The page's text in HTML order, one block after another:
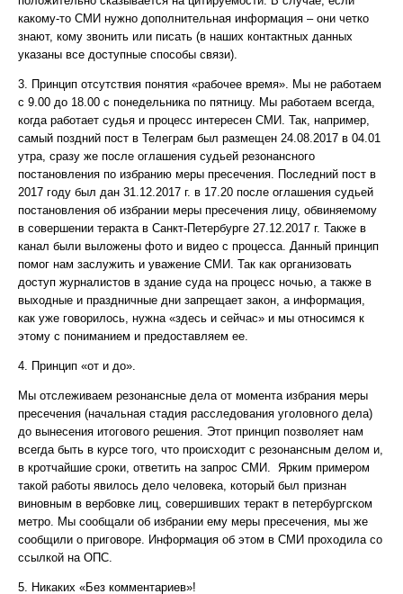
какому-то СМИ нужно дополнительная информация – они четко
знают, кому звонить или писать (в наших контактных данных
указаны все доступные способы связи).
3. Принцип отсутствия понятия «рабочее время». Мы не работаем
с 9.00 до 18.00 с понедельника по пятницу. Мы работаем всегда,
когда работает судья и процесс интересен СМИ. Так, например,
самый поздний пост в Телеграм был размещен 24.08.2017 в 04.01
утра, сразу же после оглашения судьей резонансного
постановления по избранию меры пресечения. Последний пост в
2017 году был дан 31.12.2017 г. в 17.20 после оглашения судьей
постановления об избрании меры пресечения лицу, обвиняемому
в совершении теракта в Санкт-Петербурге 27.12.2017 г. Также в
канал были выложены фото и видео с процесса. Данный принцип
помог нам заслужить и уважение СМИ. Так как организовать
доступ журналистов в здание суда на процесс ночью, а также в
выходные и праздничные дни запрещает закон, а информация,
как уже говорилось, нужна «здесь и сейчас» и мы относимся к
этому с пониманием и предоставляем ее.
4. Принцип «от и до».
Мы отслеживаем резонансные дела от момента избрания меры
пресечения (начальная стадия расследования уголовного дела)
до вынесения итогового решения. Этот принцип позволяет нам
всегда быть в курсе того, что происходит с резонансным делом и,
в кротчайшие сроки, ответить на запрос СМИ. Ярким примером
такой работы явилось дело человека, который был признан
виновным в вербовке лиц, совершивших теракт в петербургском
метро. Мы сообщали об избрании ему меры пресечения, мы же
сообщили о приговоре. Информация об этом в СМИ проходила со
ссылкой на ОПС.
5. Никаких «Без комментариев»!